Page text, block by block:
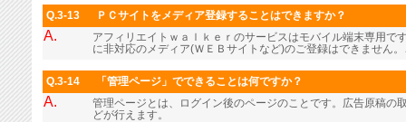
Q.3-13 ＰＣサイトをメディア登録することはできますか？
A.
アフィリエイトｗａｌｋｅｒのサービスはモバイル端末専用で
に非対応のメディア(ＷＥＢサイトなど)のご登録はできません
Q.3-14 「管理ページ」でできることは何ですか？
A.
管理ページとは、ログイン後のページのことです。広告原稿の
どが行えます。